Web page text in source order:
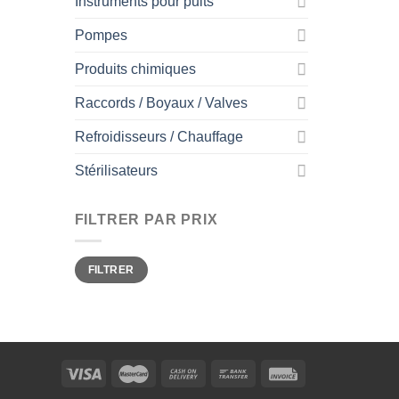
Pompes
Produits chimiques
Raccords / Boyaux / Valves
Refroidisseurs / Chauffage
Stérilisateurs
FILTRER PAR PRIX
Prix
min
Prix
maxFILTRER